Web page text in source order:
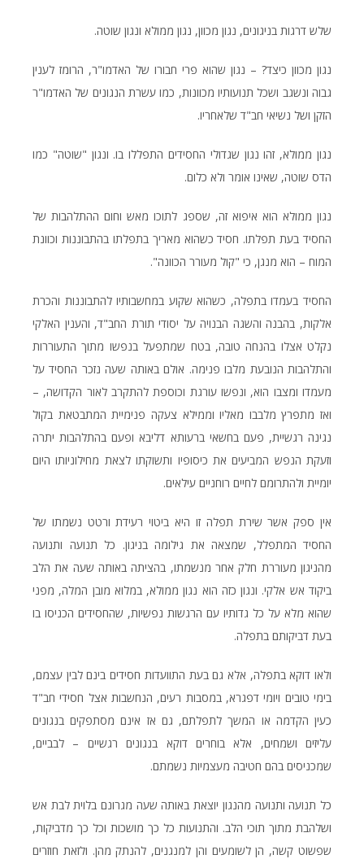
שלש דרגות בניגונים, נגון מכוון, נגון ממולא ונגון שוטה.
נגון מכוון כיצד? – נגון שהוא פרי חבורו של האדמו"ר, הרומז לענין
גבוה ונשגב ושכל תנועותיו מכוונות, כמו עשרת הנגונים של האדמו"ר
הזקן ושל נשיאי חב"ד שלאחריו.
נגון ממולא, זהו נגון שגדולי החסידים התפללו בו. ונגון "שוטה" כמו
הדס שוטה, שאינו אומר ולא כלום.
נגון ממולא הוא איפוא זה, שספג לתוכו מאש וחום ההתלהבות של
החסיד בעת תפלתו. חסיד כשהוא מאריך בתפלתו בהתבוננות וכוונת
המוח – הוא מנגן, כי "קול מעורר הכוונה".
החסיד בעמדו בתפלה, כשהוא שקוע במחשבותיו להתבוננות והכרת
אלקות, בהבנה והשגה הבנויה על יסודי תורת החב"ד, והענין האלקי
נקלט אצלו בהנחה טובה, בטח שמתפעל בנפשו מתוך התעוררות
והתלהבות הנובעת מלבו פנימה. אולם באותה שעה נזכר החסיד על
מעמדו ומצבו הוא, ונפשו עורגת וכוספת להתקרב לאור הקדושה, –
ואז מתפרץ מלבבו מאליו וממילא צעקה פנימיית המתבטאת בקול
נגינה רגשיית, פעם בחשאי ברעותא דליבא ופעם בהתלהבות יתרה
וזעקת הנפש המביעים את כיסופיו ותשוקתו לצאת מחילוניותו היום
יומיית ולהתרומם לחיים רוחניים עילאים.
אין ספק אשר שירת תפלה זו היא ביטוי רעידת ורטט נשמתו של
החסיד המתפלל, שמצאה את גילומה בניגון. כל תנועה ותנועה
מהניגון מעוררת חלק אחר מנשמתו, בהציתה באותה שעה את הלב
ביקוד אש אלקי. ונגון כזה הוא נגון ממולא, במלוא מובן המלה, מפני
שהוא מלא על כל גדותיו עם הרגשות נפשיות, שהחסידים הכניסו בו
בעת דביקותם בתפלה.
ולאו דוקא בתפלה, אלא גם בעת התוועדות חסידים בינם לבין עצמם,
בימי טובים ויומי דפגרא, במסבות רעים, הנחשבות אצל חסידי חב"ד
כעין הקדמה או המשך לתפלתם, גם אז אינם מסתפקים בנגונים
עליזים ושמחים, אלא בוחרים דוקא בנגונים רגשיים – לבביים,
שמכניסים בהם חטיבה מעצמיות נשמתם.
כל תנועה ותנועה מהנגון יוצאת באותה שעה מגרונם בלוית לבת אש
ושלהבת מתוך תוכי הלב. והתנועות כל כך מושכות וכל כך מדביקות,
שפשוט קשה, הן לשומעים והן למנגנים, להנתק מהן. ולזאת חוזרים